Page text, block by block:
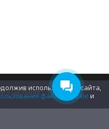
«Деловой Стиль»
использование сайта,
файлов cookie и